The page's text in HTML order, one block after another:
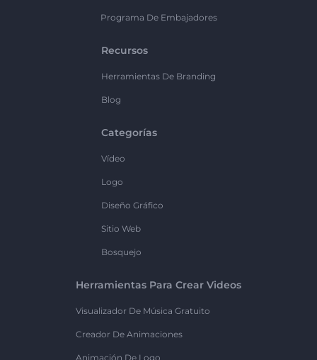
Programa De Embajadores
Recursos
Herramientas De Branding
Blog
Categorías
Vídeo
Logo
Diseño Gráfico
Sitio Web
Bosquejo
Herramientas Para Crear Videos
Visualizador De Música Gratuito
Creador De Animaciones
Animación De Logo